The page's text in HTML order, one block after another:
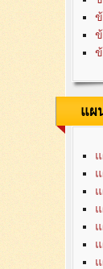
แผ